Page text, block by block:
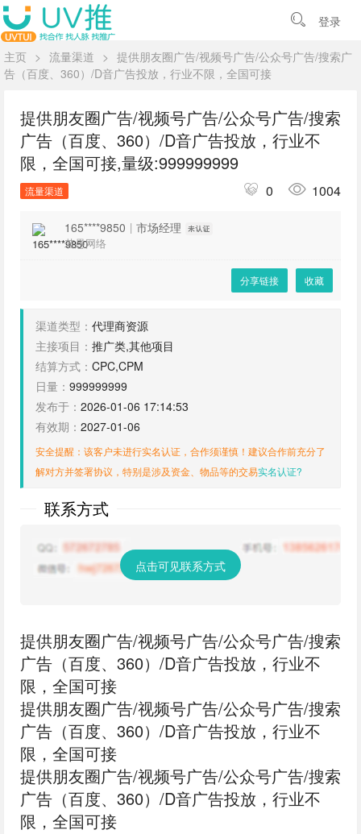
登录
主页 > 流量渠道 > 提供朋友圈广告‬/视频号广告/公众号广告/搜索广
告（百度、360）/D音广告投放，行业不限，全国可接
提供朋友圈广告‬/视频号广告/公众号广告/搜索
广告（百度、360）/D音广告投放，行业不
限，全国可接,量级:999999999
流量渠道 0 1004
165****9850 | 市场经理
若愚网络
分享链接 收藏
渠道类型： 代理商资源
主接项目： 推广类,其他项目
结算方式： CPC,CPM
日量： 999999999
发布于： 2026-01-06 17:14:53
有效期： 2027-01-06
安全提醒：该客户未进行实名认证，合作须谨慎！建议合作前充分了
解对方并签署协议，特别是涉及资金、物品等的交易实名认证?
联系方式
点击可见联系方式
提供朋友圈广告‬/视频号广告/公众号广告/搜索
广告（百度、360）/D音广告投放，行业不
限，全国可接
提供朋友圈广告‬/视频号广告/公众号广告/搜索
广告（百度、360）/D音广告投放，行业不
限，全国可接
提供朋友圈广告‬/视频号广告/公众号广告/搜索
广告（百度、360）/D音广告投放，行业不
限，全国可接